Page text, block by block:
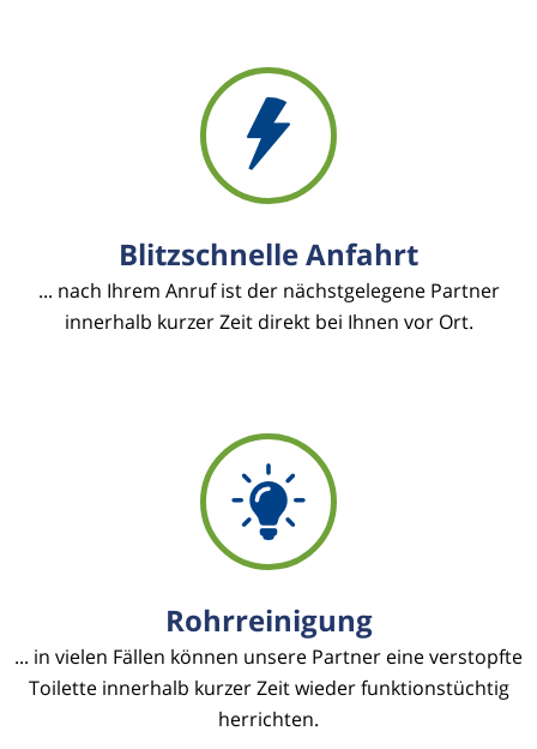
Blitzschnelle Anfahrt
... nach Ihrem Anruf ist der nächstgelegene Partner
innerhalb kurzer Zeit direkt bei Ihnen vor Ort.
Rohrreinigung
... in vielen Fällen können unsere Partner eine verstopfte
Toilette innerhalb kurzer Zeit wieder funktionstüchtig
herrichten.